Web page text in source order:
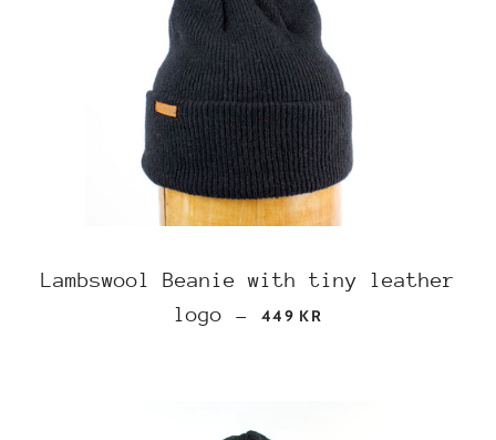
Lambswool Beanie with tiny leather
logo
— REGULAR PRICE
449 KR